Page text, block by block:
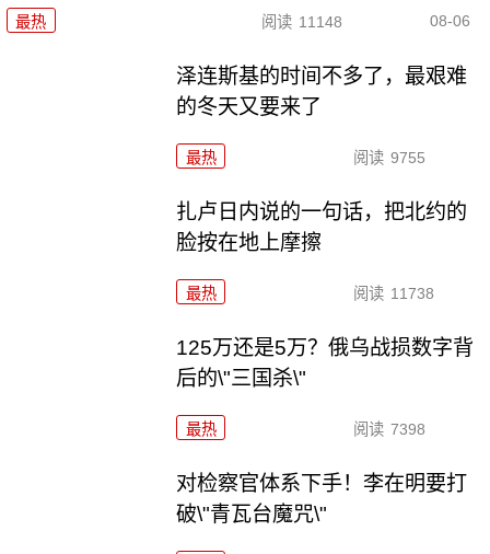
最热 阅读 11148 08-06
泽连斯基的时间不多了，最艰难
的冬天又要来了
最热 阅读 9755
扎卢日内说的一句话，把北约的
脸按在地上摩擦
最热 阅读 11738
125万还是5万？俄乌战损数字背
后的\"三国杀\"
最热 阅读 7398
对检察官体系下手！李在明要打
破\"青瓦台魔咒\"